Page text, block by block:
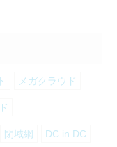
メガクラウド
閉域網 DC in DC